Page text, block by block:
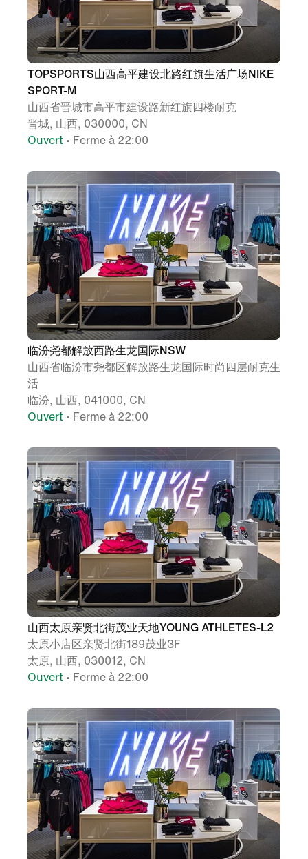
TOPSPORTS山西高平建设北路红旗生活广场NIKE
SPORT-M
山西省晋城市高平市建设路新红旗四楼耐克
晋城, 山西, 030000, CN
Ouvert • Ferme à 22:00
临汾尧都解放西路生龙国际NSW
山西省临汾市尧都区解放路生龙国际时尚四层耐克生
活
临汾, 山西, 041000, CN
Ouvert • Ferme à 22:00
山西太原亲贤北街茂业天地YOUNG ATHLETES-L2
太原小店区亲贤北街189茂业3F
太原, 山西, 030012, CN
Ouvert • Ferme à 22:00